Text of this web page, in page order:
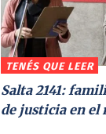
TENÉS QUE LEER
Salta 2141:
de justicia en el